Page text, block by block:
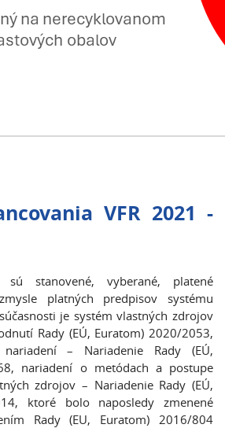
VFR 2021 -
stanovené, vyberané, platené
platných predpisov systému
je systém vlastných zdrojov
Rady (EÚ, Euratom) 2020/2053,
– Nariadenie Rady (EÚ,
nariadení o metódach a postupe
zdrojov – Nariadenie Rady (EÚ,
ktoré bolo naposledy zmenené
Rady (EU, Euratom) 2016/804